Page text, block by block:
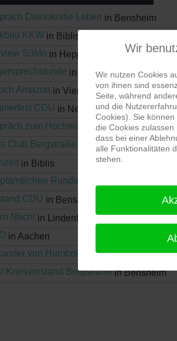
Demokratie Leben in Bensheim
KKW in Biblis
SüMo in Heppenheim
in Heppenheim
Amazon in Viernheim
CDU in Neckarsteinach
zum Hochwasserschutzin
Club Bergstraße in Bensheim
in Biblis
Runde
CDU in Bensheim
Nacht in Lindenfels
in Aachen
von Humbold Schule Rüsselsheim
Kreisvorstand Bergstraßein Bensheim
Wir
Wir nutzen Cookies
von ihnen sind
Seite, während
und die
Cookies). Sie
die Cookies zulassen
dass bei einer
alle Funktionalitäten
stehen.